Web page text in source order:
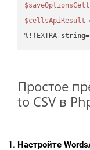
$cellsApiResult
%!(EXTRA string
Простое
to CSV в
Настройте